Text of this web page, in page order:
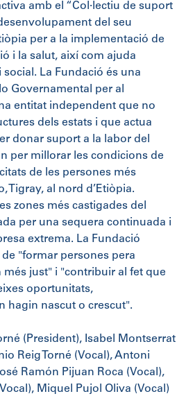
amb el “Col·lectiu de suport
del seu
per a la implementació de
i la salut, així com ajuda
La Fundació és una
Governamental per al
entitat independent que no
dels estats i que actua
donar suport a la labor del
per millorar les condicions de
de les persones més
Tigray, al nord d’Etiòpia.
zones més castigades del
per una sequera continuada i
extrema. La Fundació
"formar persones pera
just" i "contribuir al fet que
oportunitats,
hagin nascut o crescut".
(President), Isabel Montserrat
Reig Torné (Vocal), Antoni
Ramón Pijuan Roca (Vocal),
Miquel Pujol Oliva (Vocal)